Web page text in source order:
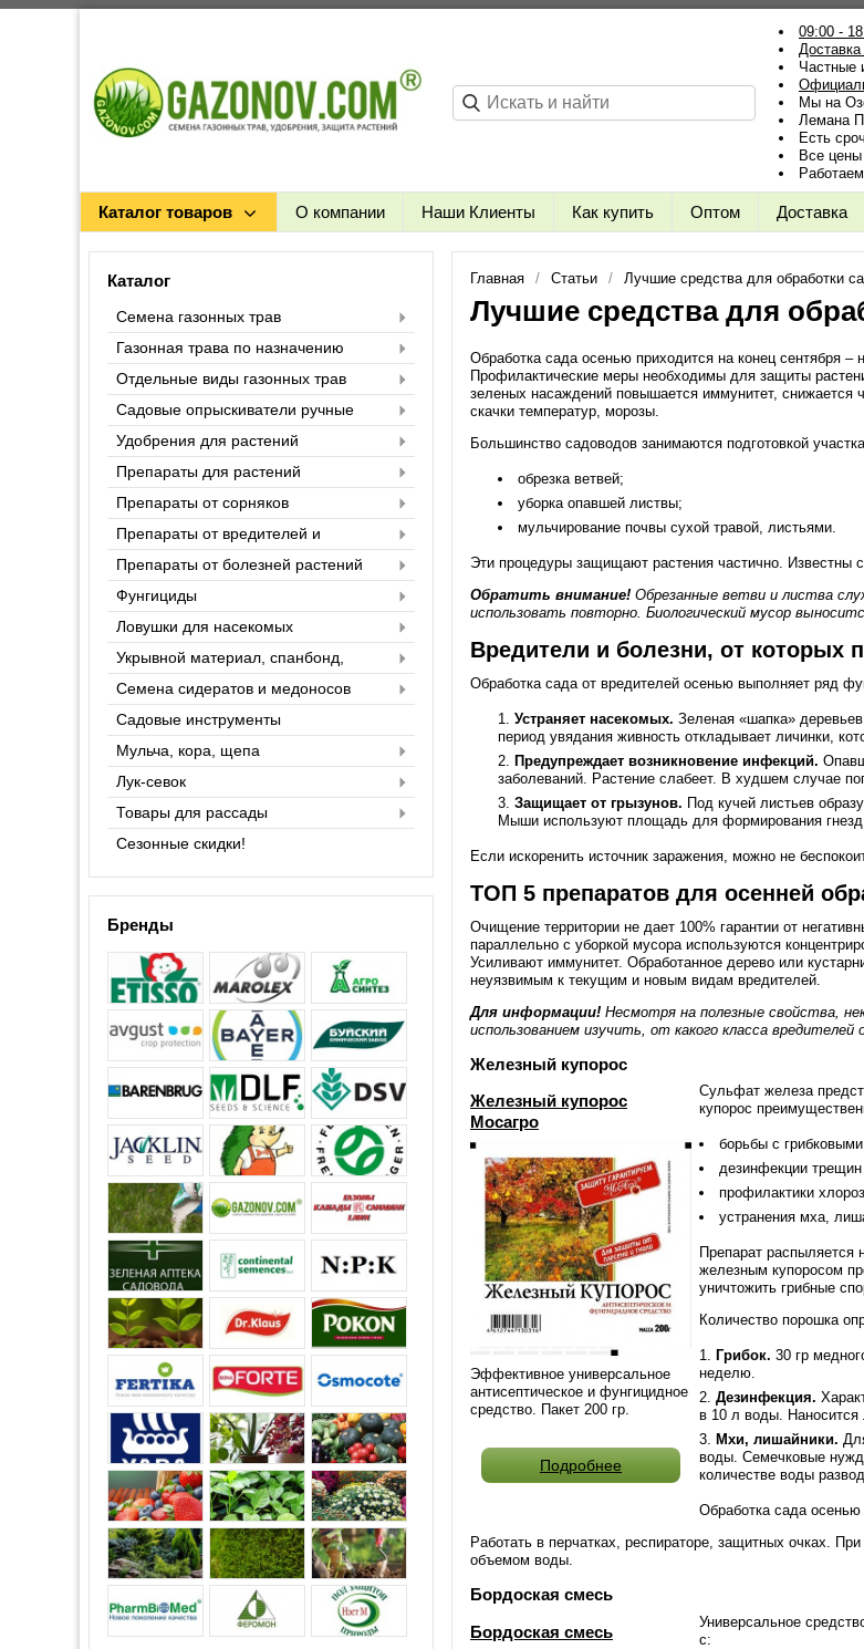
09:00 -
Частные
Мы на
Лемана
Есть
Все
Каталог товаров О компании Наши Клиенты Как купить Оптом Доставка
Каталог
Семена газонных трав
Газонная трава по назначению
Отдельные виды газонных трав
Садовые опрыскиватели ручные
Удобрения для растений
Препараты для растений
Препараты от сорняков
Препараты от вредителей и
насекомых
Препараты от болезней растений
Фунгициды
Ловушки для насекомых
Укрывной материал, спанбонд,
агроспан
Семена сидератов и медоносов
Садовые инструменты
Мульча, кора, щепа
Лук-севок
Товары для рассады
Сезонные скидки!
Бренды
Главная Статьи Лучшие средства для обработки
Лучшие средства для
Обработка сада осенью приходится на конец сентября
Профилактические меры необходимы для защиты
зеленых насаждений повышается иммунитет, снижается
скачки температур, морозы.
Большинство садоводов занимаются подготовкой
обрезка ветвей;
уборка опавшей листвы;
мульчирование почвы сухой травой, листьями.
Эти процедуры защищают растения частично. Известны
Обратить внимание! Обрезанные ветви и листва
использовать повторно. Биологический мусор
Вредители и болезни, от которых
Обработка сада от вредителей осенью выполняет ряд
Устраняет насекомых. Зеленая «шапка»
период увядания живность откладывает личинки,
Предупреждает возникновение инфекций.
заболеваний. Растение слабеет. В худшем случае
Защищает от грызунов. Под кучей листьев
Мыши используют площадь для формирования гнезд.
Если искоренить источник заражения, можно не
ТОП 5 препаратов для осенней
Очищение территории не дает 100% гарантии от
параллельно с уборкой мусора используются
Усиливают иммунитет. Обработанное дерево или
неуязвимым к текущим и новым видам вредителей.
Для информации! Несмотря на полезные свойства,
использованием изучить, от какого класса вредителей
Железный купорос
Железный купорос
Мосагро
Эффективное универсальное
антисептическое и фунгицидное
средство. Пакет 200 гр.
Подробнее
Сульфат железа
купорос
борьбы с
дезинфекции
профилактики
устранения мха,
Препарат распыляется
железным купоросом
уничтожить грибные
Количество порошка
Грибок. 30 гр
неделю.
Дезинфекция.
в 10 л воды. Наносится
Мхи, лишайники.
воды. Семечковые
количестве воды
Обработка сада
Работать в перчатках, респираторе, защитных очках.
объемом воды.
Бордоская смесь
Бордоская смесь
Универсальное
с: